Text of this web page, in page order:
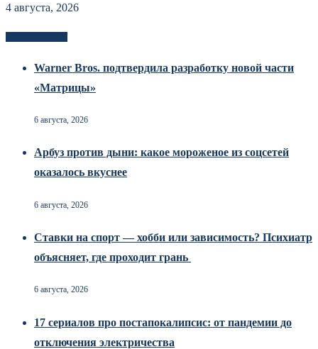
4 августа, 2026
Warner Bros. подтвердила разработку новой части
«Матрицы»
6 августа, 2026
Арбуз против дыни: какое мороженое из соцсетей
оказалось вкуснее
6 августа, 2026
Ставки на спорт — хобби или зависимость? Психиатр
объясняет, где проходит грань
6 августа, 2026
17 сериалов про постапокалипсис: от пандемии до
отключения электричества